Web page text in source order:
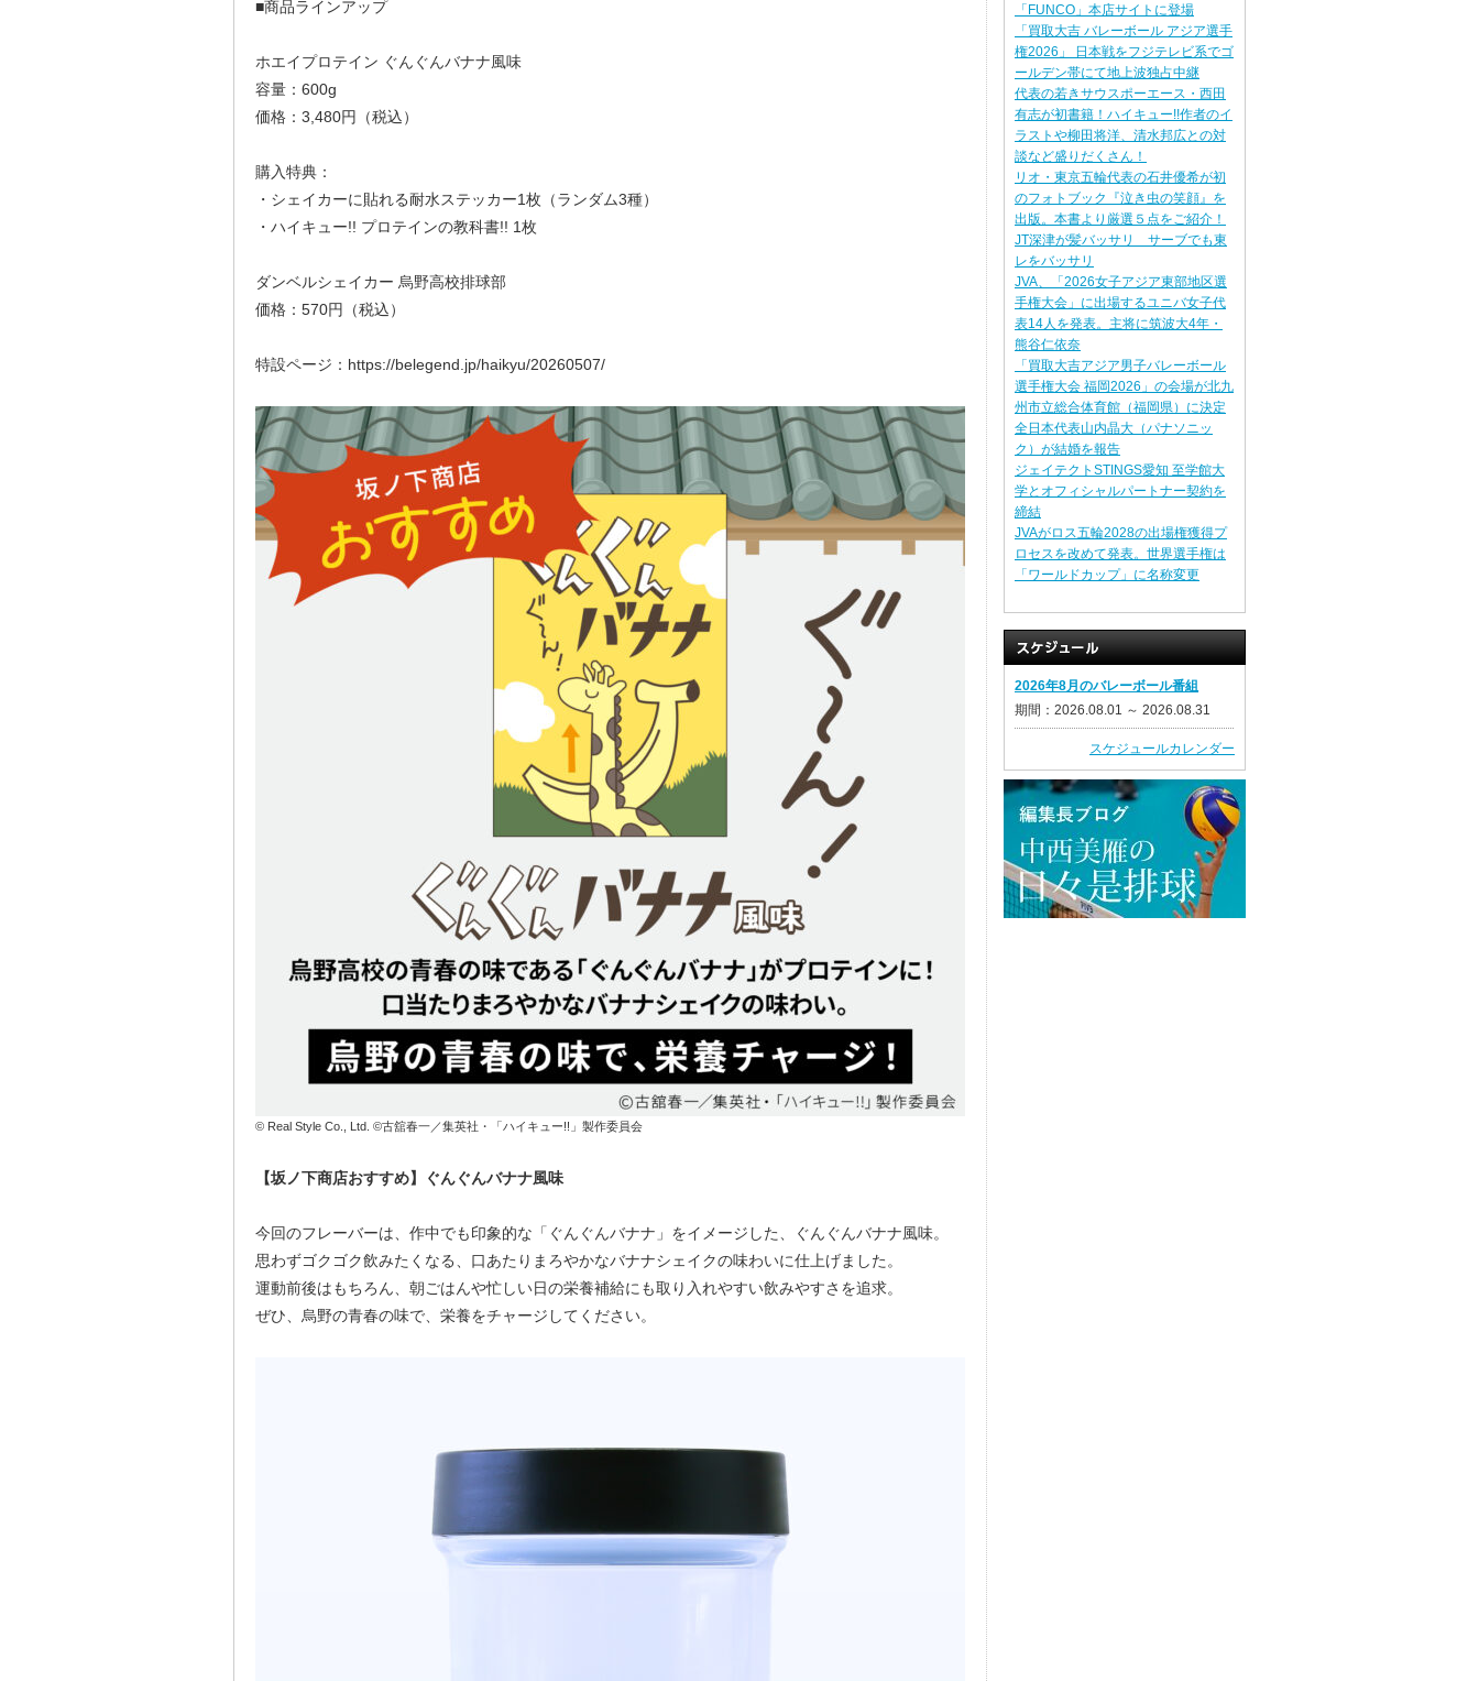
■商品ラインアップ
ホエイプロテイン ぐんぐんバナナ風味
容量：600g
価格：3,480円（税込）
購入特典：
・シェイカーに貼れる耐水ステッカー1枚（ランダム3種）
・ハイキュー!! プロテインの教科書!! 1枚
ダンベルシェイカー 烏野高校排球部
価格：570円（税込）
特設ページ：https://belegend.jp/haikyu/20260507/
© Real Style Co., Ltd. ©古舘春一／集英社・「ハイキュー!!」製作委員会
【坂ノ下商店おすすめ】ぐんぐんバナナ風味
今回のフレーバーは、作中でも印象的な「ぐんぐんバナナ」をイメージした、ぐんぐんバナナ風味。
思わずゴクゴク飲みたくなる、口あたりまろやかなバナナシェイクの味わいに仕上げました。
運動前後はもちろん、朝ごはんや忙しい日の栄養補給にも取り入れやすい飲みやすさを追求。
ぜひ、烏野の青春の味で、栄養をチャージしてください。
「FUNCO」本店サイトに登場
「買取大吉 バレーボール アジア選手
権2026」 日本戦をフジテレビ系でゴ
ールデン帯にて地上波独占中継
代表の若きサウスポーエース・西田
有志が初書籍！ハイキュー!!作者のイ
ラストや柳田将洋、清水邦広との対
談など盛りだくさん！
リオ・東京五輪代表の石井優希が初
のフォトブック『泣き虫の笑顔』を
出版。本書より厳選５点をご紹介！
JT深津が髪バッサリ サーブでも東
レをバッサリ
JVA、「2026女子アジア東部地区選
手権大会」に出場するユニバ女子代
表14人を発表。主将に筑波大4年・
熊谷仁依奈
「買取大吉アジア男子バレーボール
選手権大会 福岡2026」の会場が北九
州市立総合体育館（福岡県）に決定
全日本代表山内晶大（パナソニッ
ク）が結婚を報告
ジェイテクトSTINGS愛知 至学館大
学とオフィシャルパートナー契約を
締結
JVAがロス五輪2028の出場権獲得プ
ロセスを改めて発表。世界選手権は
「ワールドカップ」に名称変更
2026年8月のバレーボール番組
期間：2026.08.01 ～ 2026.08.31
スケジュールカレンダー